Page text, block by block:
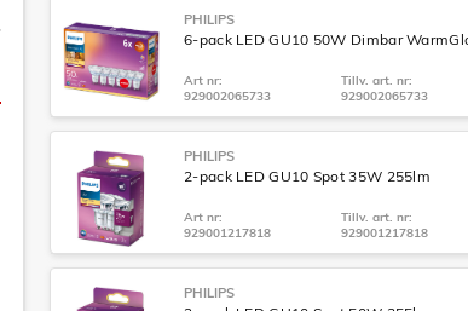
PHILIPS
6-pack LED GU10 50W Dimbar
Art nr:
929002065733
Tillv. art. nr:
929002065733
PHILIPS
2-pack LED GU10 Spot 35W 255lm
Art nr:
929001217818
Tillv. art. nr:
929001217818
PHILIPS